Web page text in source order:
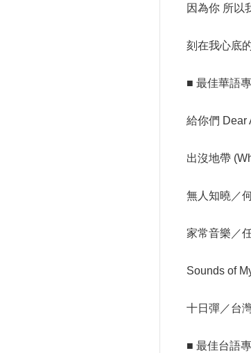
因為你 所以
刻在我心底
■ 最佳華語
給你們 Dear
出沒地帶
無人知曉／
家常音樂／
Sounds of
十日彈／台
■ 最佳台語